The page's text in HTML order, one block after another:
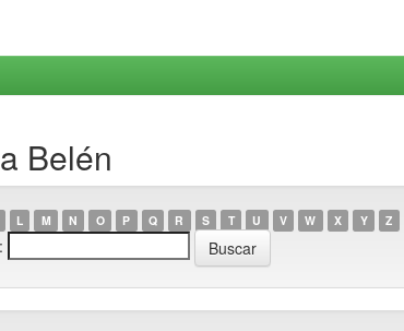
Belén
L M N O P Q R S T U V W X Y Z